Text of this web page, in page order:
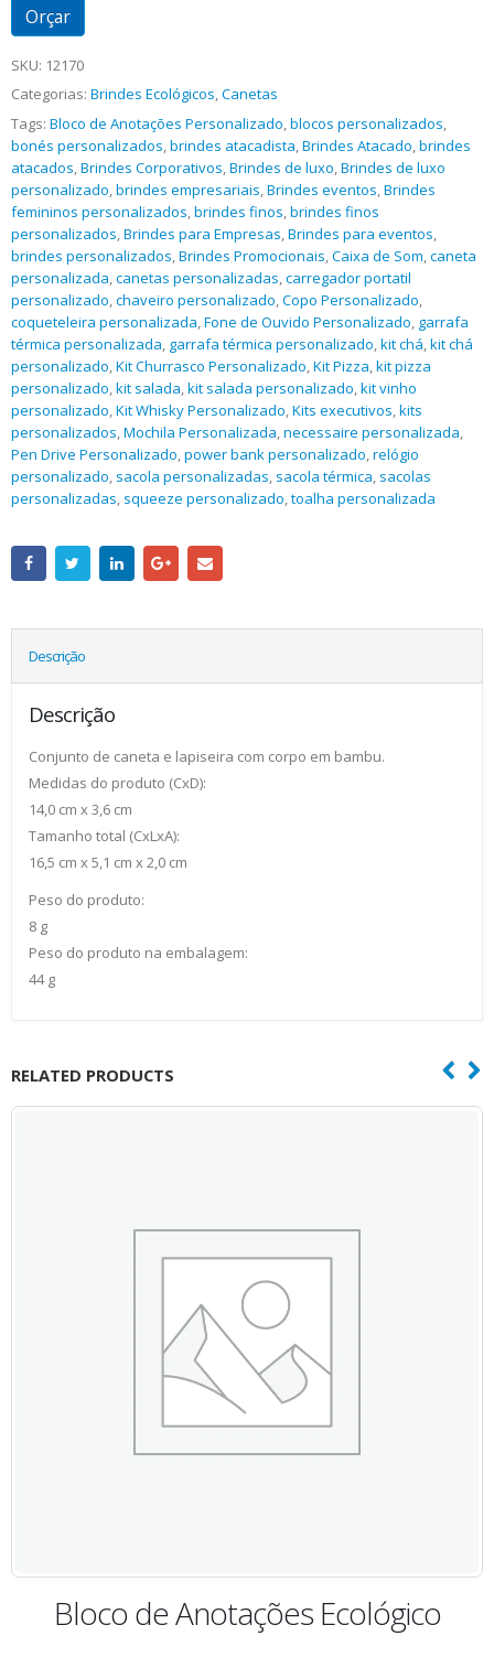
Orçar
SKU: 12170
Categorias: Brindes Ecológicos,Canetas
Tags: Bloco de Anotações Personalizado,blocos personalizados,
bonés personalizados,brindes atacadista,Brindes Atacado,brindes
atacados,Brindes Corporativos,Brindes de luxo,Brindes de luxo
personalizado,brindes empresariais,Brindes eventos,Brindes
femininos personalizados,brindes finos,brindes finos
personalizados,Brindes para Empresas,Brindes para eventos,
brindes personalizados,Brindes Promocionais,Caixa de Som,caneta
personalizada,canetas personalizadas,carregador portatil
personalizado,chaveiro personalizado,Copo Personalizado,
coqueteleira personalizada,Fone de Ouvido Personalizado, garrafa
térmica personalizada, garrafa térmica personalizado,kit chá,kit chá
personalizado,Kit Churrasco Personalizado,Kit Pizza,kit pizza
personalizado,kit salada,kit salada personalizado,kit vinho
personalizado,Kit Whisky Personalizado,Kits executivos,kits
personalizados,Mochila Personalizada,necessaire personalizada,
Pen Drive Personalizado,power bank personalizado,relógio
personalizado, sacola personalizadas, sacola térmica, sacolas
personalizadas, squeeze personalizado,toalha personalizada
Descrição
Descrição
Conjunto de caneta e lapiseira com corpo em bambu.
Medidas do produto (CxD):
14,0 cm x 3,6 cm
Tamanho total (CxLxA):
16,5 cm x 5,1 cm x 2,0 cm
Peso do produto:
8 g
Peso do produto na embalagem:
44 g
RELATED PRODUCTS
Bloco de Anotações Ecológico